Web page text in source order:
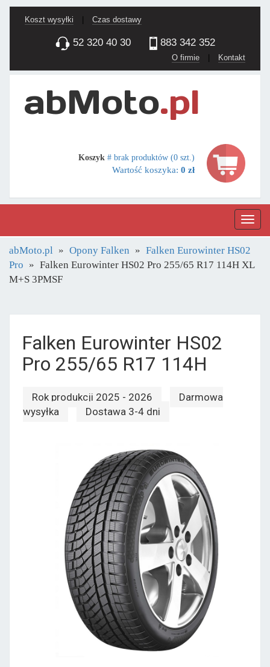
Koszt wysyłki Czas dostawy
52 320 40 30 883 342 352
O firmie | Kontakt
Koszyk # brak produktów (0 szt.)
Wartość koszyka: 0 zł
abMoto.pl Opony Falken
Falken Eurowinter HS02
Pro
Falken Eurowinter HS02 Pro 255/65 R17 114H XL
M+S 3PMSF
Falken Eurowinter HS02
Pro 255/65 R17 114H
Rok produkcji 2025 - 2026
Darmowa
wysyłka
Dostawa 3-4 dni